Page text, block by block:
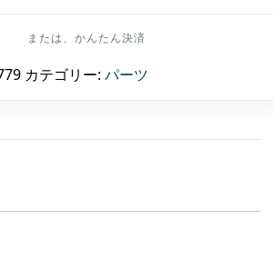
カテゴリー: パーツ